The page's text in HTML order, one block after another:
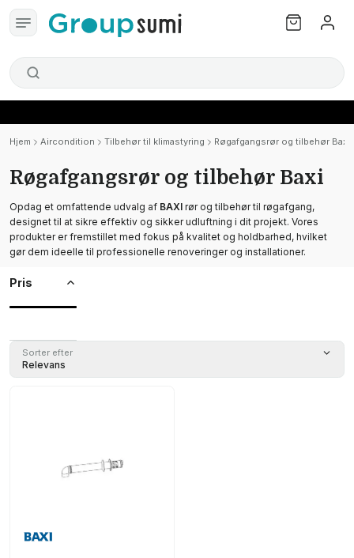
Hjem Aircondition Tilbehør til klimastyring Røgafgangsrør og tilbehør Baxi
Røgafgangsrør og tilbehør Baxi
Opdag et omfattende udvalg af BAXI rør og tilbehør til røgafgang,
designet til at sikre effektiv og sikker udluftning i dit projekt. Vores
produkter er fremstillet med fokus på kvalitet og holdbarhed, hvilket
gør dem ideelle til professionelle renoveringer og installationer.
Pris
Sorter efter
Relevans